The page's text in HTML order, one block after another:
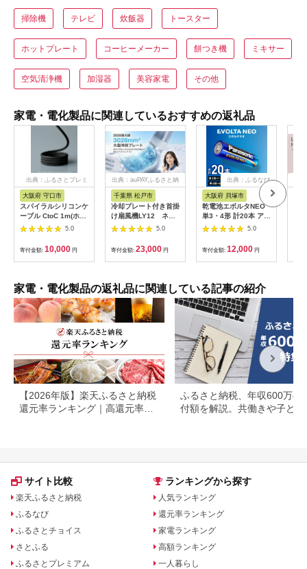
掃除機 テレビ 炊飯器 トースター
ホットプレート コーヒーメーカー 餅つき機 ミキサー
空気清浄機 加湿器 美容家電 その他
家電・電化製品に関連しているおすすめの返礼品
出典：ふるさとプレミ
大阪府 守口市
スパイラルシリコンケ
ーブル CtoC 1m(ホワ
イト) [2558]
5.0
寄付金額: 10,000 円
出典：auPAYふるさと納
千葉県 松戸市
冷却プレート付き首掛
け扇風機LY12 ネイ
ビー
5.0
寄付金額: 23,000 円
出典：ふるなび
大阪府 貝塚市
乾電池エボルタNEO
単3・4形 計20本 アル
カリ乾電池 パナソニ
5.0
寄付金額: 12,000 円
家電・電化製品の返礼品に関連している記事の紹介
【2026年版】楽天ふるさと納税
還元率ランキング｜高還元率返
ふるさと納税、年収600万の
付額を解説。共働きや子ども
サイト比較
楽天ふるさと納税
ふるなび
ふるさとチョイス
さとふる
ふるさとプレミアム
ランキングから探す
人気ランキング
還元率ランキング
家電ランキング
高額ランキング
一人暮らし